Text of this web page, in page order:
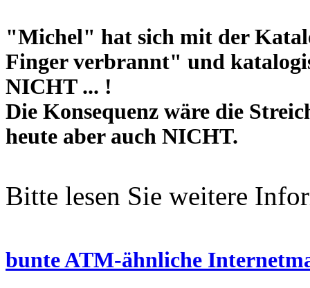
"Michel" hat sich mit der
Finger verbrannt" und
NICHT ... !
Die Konsequenz wäre die
heute aber auch NICHT.
Bitte lesen Sie weitere
bunte ATM-ähnliche